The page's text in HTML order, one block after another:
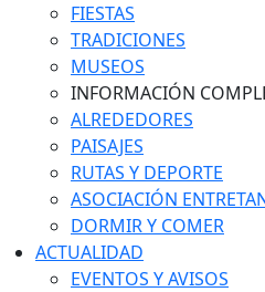
FIESTAS
TRADICIONES
MUSEOS
INFORMACIÓN
ALREDEDORES
PAISAJES
RUTAS Y DEPORTE
ASOCIACIÓN
DORMIR Y COMER
ACTUALIDAD
EVENTOS Y AVISOS